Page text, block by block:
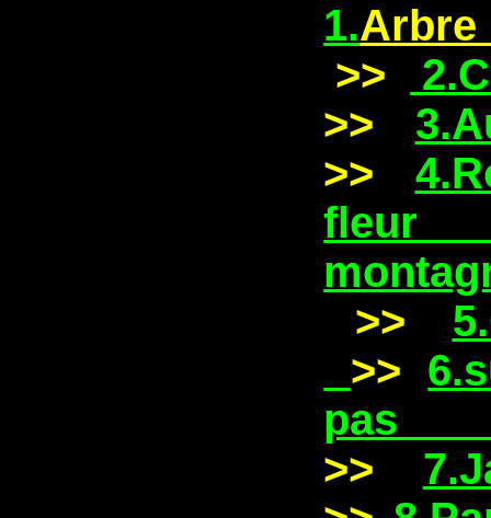
1.
>>
>>
>>
>>
>>
pas
>>